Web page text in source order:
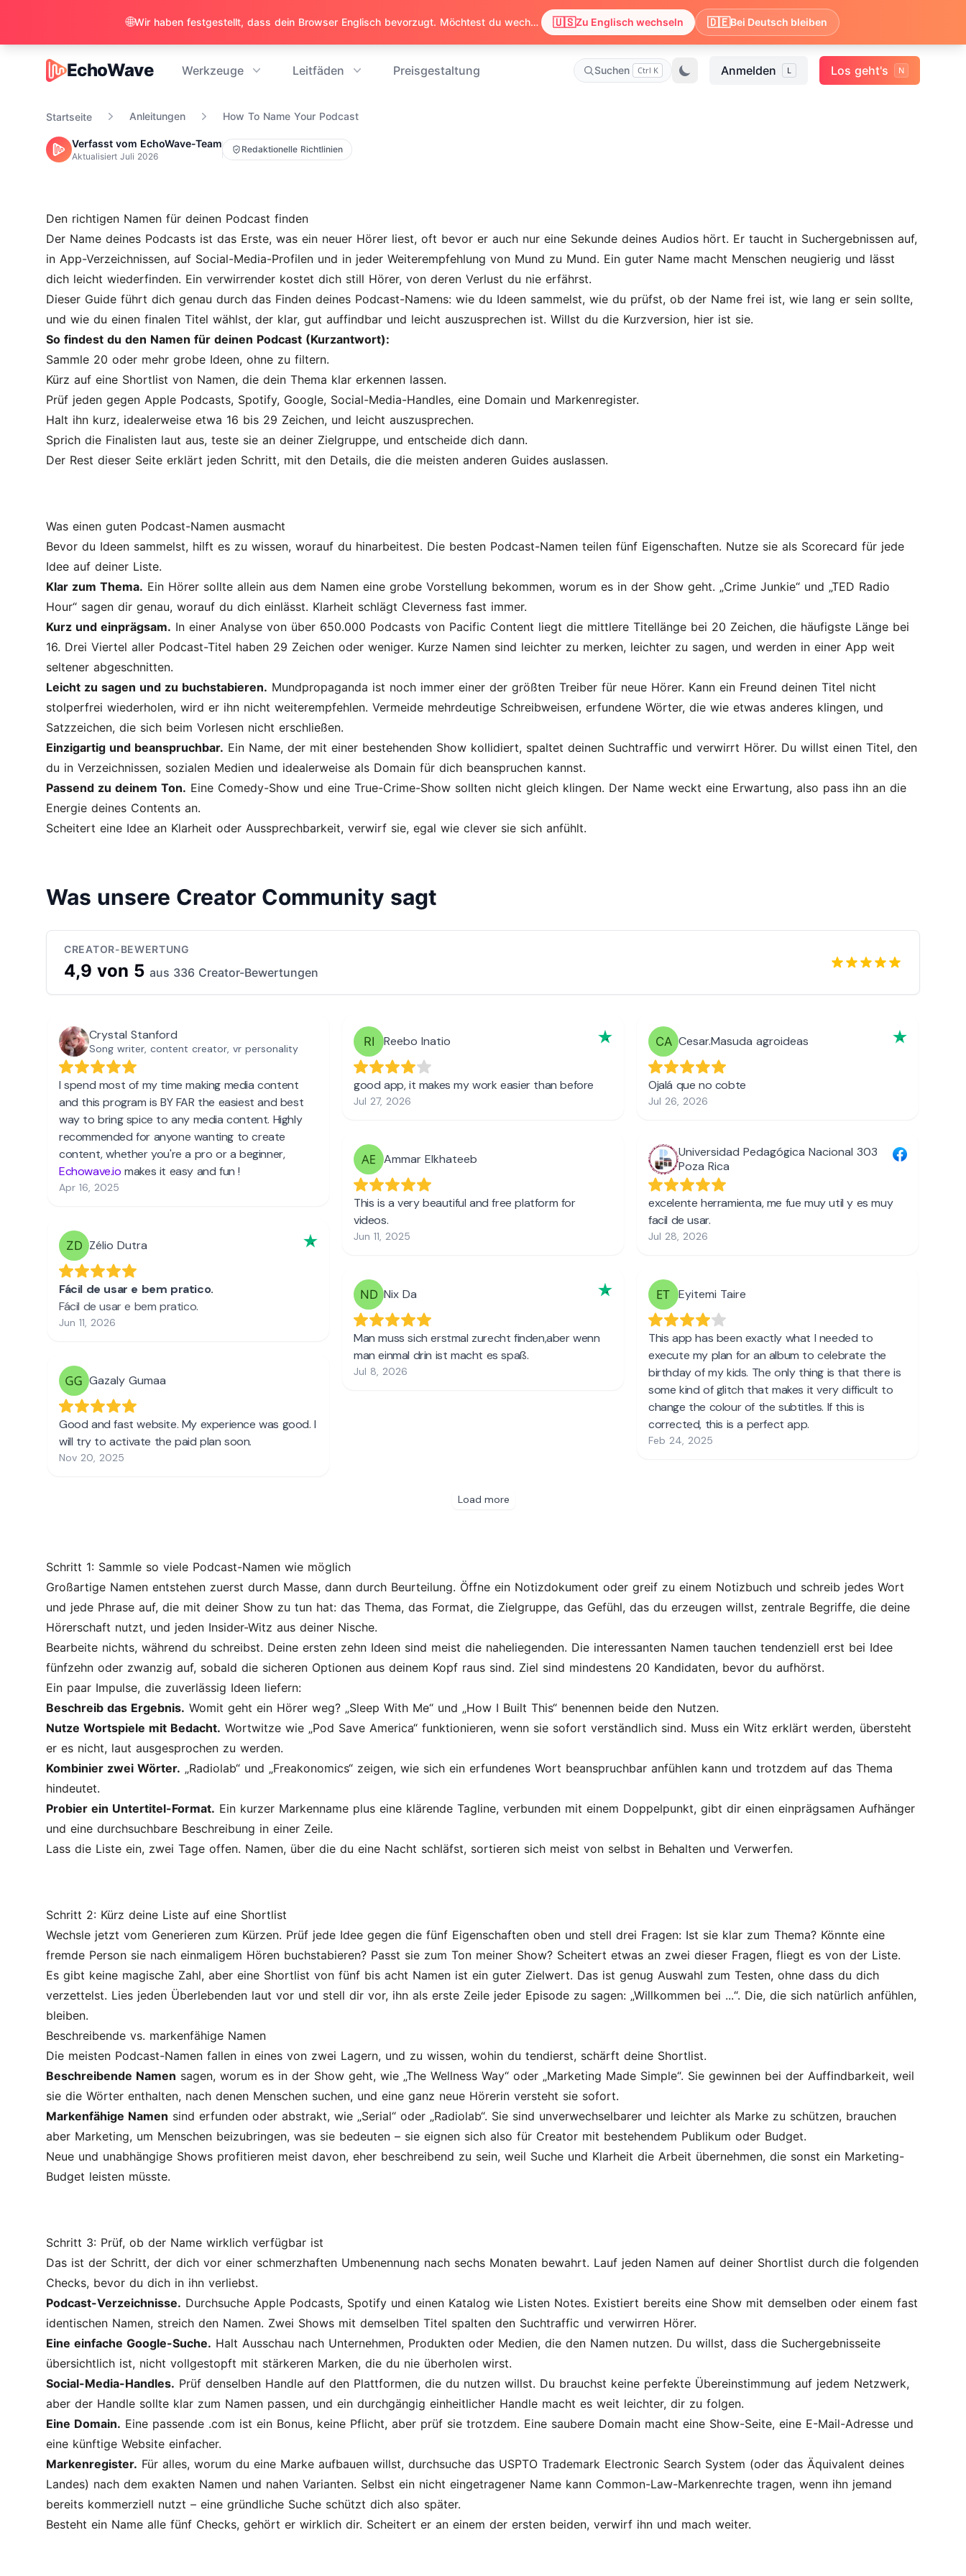
EchoWave
EchoWave Werkzeuge Leitfäden Preisgestaltung Suchen Ctrl K Anmelden L Los geht's N
Startseite Anleitungen How To Name Your Podcast
Verfasst vom EchoWave-Team
Aktualisiert Juli 2026
Redaktionelle Richtlinien
Den richtigen Namen für deinen Podcast finden
Der Name deines Podcasts ist das Erste, was ein neuer Hörer liest, oft bevor er auch nur eine Sekunde deines Audios hört. Er taucht in Suchergebnissen auf,
in App-Verzeichnissen, auf Social-Media-Profilen und in jeder Weiterempfehlung von Mund zu Mund. Ein guter Name macht Menschen neugierig und lässt
dich leicht wiederfinden. Ein verwirrender kostet dich still Hörer, von deren Verlust du nie erfährst.
Dieser Guide führt dich genau durch das Finden deines Podcast-Namens: wie du Ideen sammelst, wie du prüfst, ob der Name frei ist, wie lang er sein sollte,
und wie du einen finalen Titel wählst, der klar, gut auffindbar und leicht auszusprechen ist. Willst du die Kurzversion, hier ist sie.
So findest du den Namen für deinen Podcast (Kurzantwort):
Sammle 20 oder mehr grobe Ideen, ohne zu filtern.
Kürz auf eine Shortlist von Namen, die dein Thema klar erkennen lassen.
Prüf jeden gegen Apple Podcasts, Spotify, Google, Social-Media-Handles, eine Domain und Markenregister.
Halt ihn kurz, idealerweise etwa 16 bis 29 Zeichen, und leicht auszusprechen.
Sprich die Finalisten laut aus, teste sie an deiner Zielgruppe, und entscheide dich dann.
Der Rest dieser Seite erklärt jeden Schritt, mit den Details, die die meisten anderen Guides auslassen.
Was einen guten Podcast-Namen ausmacht
Bevor du Ideen sammelst, hilft es zu wissen, worauf du hinarbeitest. Die besten Podcast-Namen teilen fünf Eigenschaften. Nutze sie als Scorecard für jede
Idee auf deiner Liste.
Klar zum Thema. Ein Hörer sollte allein aus dem Namen eine grobe Vorstellung bekommen, worum es in der Show geht. „Crime Junkie“ und „TED Radio
Hour“ sagen dir genau, worauf du dich einlässt. Klarheit schlägt Cleverness fast immer.
Kurz und einprägsam. In einer Analyse von über 650.000 Podcasts von Pacific Content liegt die mittlere Titellänge bei 20 Zeichen, die häufigste Länge bei
16. Drei Viertel aller Podcast-Titel haben 29 Zeichen oder weniger. Kurze Namen sind leichter zu merken, leichter zu sagen, und werden in einer App weit
seltener abgeschnitten.
Leicht zu sagen und zu buchstabieren. Mundpropaganda ist noch immer einer der größten Treiber für neue Hörer. Kann ein Freund deinen Titel nicht
stolperfrei wiederholen, wird er ihn nicht weiterempfehlen. Vermeide mehrdeutige Schreibweisen, erfundene Wörter, die wie etwas anderes klingen, und
Satzzeichen, die sich beim Vorlesen nicht erschließen.
Einzigartig und beanspruchbar. Ein Name, der mit einer bestehenden Show kollidiert, spaltet deinen Suchtraffic und verwirrt Hörer. Du willst einen Titel, den
du in Verzeichnissen, sozialen Medien und idealerweise als Domain für dich beanspruchen kannst.
Passend zu deinem Ton. Eine Comedy-Show und eine True-Crime-Show sollten nicht gleich klingen. Der Name weckt eine Erwartung, also pass ihn an die
Energie deines Contents an.
Scheitert eine Idee an Klarheit oder Aussprechbarkeit, verwirf sie, egal wie clever sie sich anfühlt.
Was unsere Creator Community sagt
CREATOR-BEWERTUNG
4,9 von 5 aus 336 Creator-Bewertungen
Schritt 1: Sammle so viele Podcast-Namen wie möglich
Großartige Namen entstehen zuerst durch Masse, dann durch Beurteilung. Öffne ein Notizdokument oder greif zu einem Notizbuch und schreib jedes Wort
und jede Phrase auf, die mit deiner Show zu tun hat: das Thema, das Format, die Zielgruppe, das Gefühl, das du erzeugen willst, zentrale Begriffe, die deine
Hörerschaft nutzt, und jeden Insider-Witz aus deiner Nische.
Bearbeite nichts, während du schreibst. Deine ersten zehn Ideen sind meist die naheliegenden. Die interessanten Namen tauchen tendenziell erst bei Idee
fünfzehn oder zwanzig auf, sobald die sicheren Optionen aus deinem Kopf raus sind. Ziel sind mindestens 20 Kandidaten, bevor du aufhörst.
Ein paar Impulse, die zuverlässig Ideen liefern:
Beschreib das Ergebnis. Womit geht ein Hörer weg? „Sleep With Me“ und „How I Built This“ benennen beide den Nutzen.
Nutze Wortspiele mit Bedacht. Wortwitze wie „Pod Save America“ funktionieren, wenn sie sofort verständlich sind. Muss ein Witz erklärt werden, übersteht
er es nicht, laut ausgesprochen zu werden.
Kombinier zwei Wörter. „Radiolab“ und „Freakonomics“ zeigen, wie sich ein erfundenes Wort beanspruchbar anfühlen kann und trotzdem auf das Thema
hindeutet.
Probier ein Untertitel-Format. Ein kurzer Markenname plus eine klärende Tagline, verbunden mit einem Doppelpunkt, gibt dir einen einprägsamen Aufhänger
und eine durchsuchbare Beschreibung in einer Zeile.
Lass die Liste ein, zwei Tage offen. Namen, über die du eine Nacht schläfst, sortieren sich meist von selbst in Behalten und Verwerfen.
Schritt 2: Kürz deine Liste auf eine Shortlist
Wechsle jetzt vom Generieren zum Kürzen. Prüf jede Idee gegen die fünf Eigenschaften oben und stell drei Fragen: Ist sie klar zum Thema? Könnte eine
fremde Person sie nach einmaligem Hören buchstabieren? Passt sie zum Ton meiner Show? Scheitert etwas an zwei dieser Fragen, fliegt es von der Liste.
Es gibt keine magische Zahl, aber eine Shortlist von fünf bis acht Namen ist ein guter Zielwert. Das ist genug Auswahl zum Testen, ohne dass du dich
verzettelst. Lies jeden Überlebenden laut vor und stell dir vor, ihn als erste Zeile jeder Episode zu sagen: „Willkommen bei ...“. Die, die sich natürlich anfühlen,
bleiben.
Beschreibende vs. markenfähige Namen
Die meisten Podcast-Namen fallen in eines von zwei Lagern, und zu wissen, wohin du tendierst, schärft deine Shortlist.
Beschreibende Namen sagen, worum es in der Show geht, wie „The Wellness Way“ oder „Marketing Made Simple“. Sie gewinnen bei der Auffindbarkeit, weil
sie die Wörter enthalten, nach denen Menschen suchen, und eine ganz neue Hörerin versteht sie sofort.
Markenfähige Namen sind erfunden oder abstrakt, wie „Serial“ oder „Radiolab“. Sie sind unverwechselbarer und leichter als Marke zu schützen, brauchen
aber Marketing, um Menschen beizubringen, was sie bedeuten – sie eignen sich also für Creator mit bestehendem Publikum oder Budget.
Neue und unabhängige Shows profitieren meist davon, eher beschreibend zu sein, weil Suche und Klarheit die Arbeit übernehmen, die sonst ein Marketing-
Budget leisten müsste.
Schritt 3: Prüf, ob der Name wirklich verfügbar ist
Das ist der Schritt, der dich vor einer schmerzhaften Umbenennung nach sechs Monaten bewahrt. Lauf jeden Namen auf deiner Shortlist durch die folgenden
Checks, bevor du dich in ihn verliebst.
Podcast-Verzeichnisse. Durchsuche Apple Podcasts, Spotify und einen Katalog wie Listen Notes. Existiert bereits eine Show mit demselben oder einem fast
identischen Namen, streich den Namen. Zwei Shows mit demselben Titel spalten den Suchtraffic und verwirren Hörer.
Eine einfache Google-Suche. Halt Ausschau nach Unternehmen, Produkten oder Medien, die den Namen nutzen. Du willst, dass die Suchergebnisseite
übersichtlich ist, nicht vollgestopft mit stärkeren Marken, die du nie überholen wirst.
Social-Media-Handles. Prüf denselben Handle auf den Plattformen, die du nutzen willst. Du brauchst keine perfekte Übereinstimmung auf jedem Netzwerk,
aber der Handle sollte klar zum Namen passen, und ein durchgängig einheitlicher Handle macht es weit leichter, dir zu folgen.
Eine Domain. Eine passende .com ist ein Bonus, keine Pflicht, aber prüf sie trotzdem. Eine saubere Domain macht eine Show-Seite, eine E-Mail-Adresse und
eine künftige Website einfacher.
Markenregister. Für alles, worum du eine Marke aufbauen willst, durchsuche das USPTO Trademark Electronic Search System (oder das Äquivalent deines
Landes) nach dem exakten Namen und nahen Varianten. Selbst ein nicht eingetragener Name kann Common-Law-Markenrechte tragen, wenn ihn jemand
bereits kommerziell nutzt – eine gründliche Suche schützt dich also später.
Besteht ein Name alle fünf Checks, gehört er wirklich dir. Scheitert er an einem der ersten beiden, verwirf ihn und mach weiter.
🌐 Wir haben festgestellt, dass dein Browser Englisch bevorzugt. Möchtest du wechseln, um Inhalte auf Englisch zu sehen? 🇺🇸Zu Englisch wechseln 🇩🇪Bei Deutsch bleiben